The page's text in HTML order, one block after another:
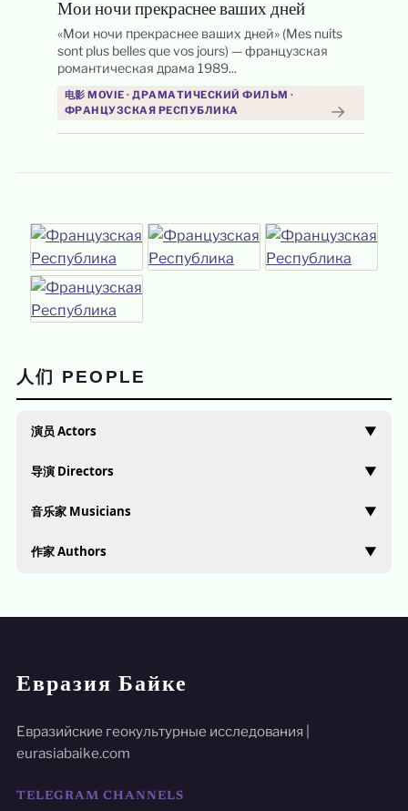
Мои ночи прекраснее ваших дней
«Мои ночи прекраснее ваших дней» (Mes nuits
sont plus belles que vos jours) — французская
романтическая драма 1989...
电影 MOVIE · ДРАМАТИЧЕСКИЙ ФИЛЬМ ·
ФРАНЦУЗСКАЯ РЕСПУБЛИКА
→
人们 PEOPLE
演员 Actors ▼
导演 Directors ▼
音乐家 Musicians ▼
作家 Authors ▼
Евразия Байке
Евразийские геокультурные исследования |
eurasiabaike.com
TELEGRAM CHANNELS